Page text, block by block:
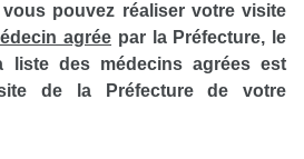
pouvez réaliser votre visite
agrée par la Préfecture, le
liste des médecins agrées est
de la Préfecture de votre